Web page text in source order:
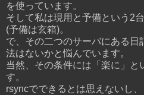
を使っています。
そして私は現用と予備という2
(予備は玄箱)。
で、その二つのサーバにある日
法はないかと悩んでいます。
当然、その条件には「楽に」と
す。
rsyncでできるとは思えないし、